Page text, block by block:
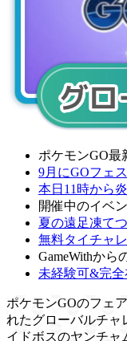
ポケモンGO最
9月にGOフェ
本日11時から
開催中のイベ
夏の遠足凍て
無料タイチャレ
GameWithから
未経験可&完全
ポケモンGOのフェ
れたグローバルチャ
イドボスのヤンチャ